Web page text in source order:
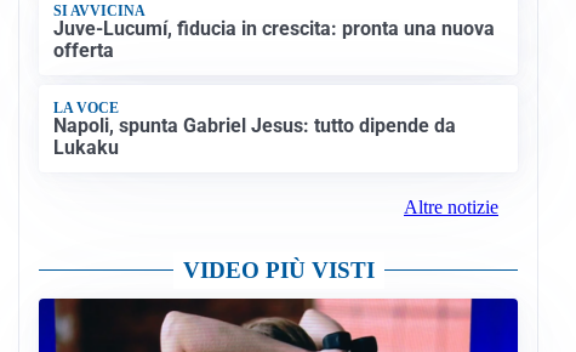
SI AVVICINA
Juve-Lucumí, fiducia in crescita: pronta una nuova
offerta
LA VOCE
Napoli, spunta Gabriel Jesus: tutto dipende da
Lukaku
Altre notizie
VIDEO PIÙ VISTI